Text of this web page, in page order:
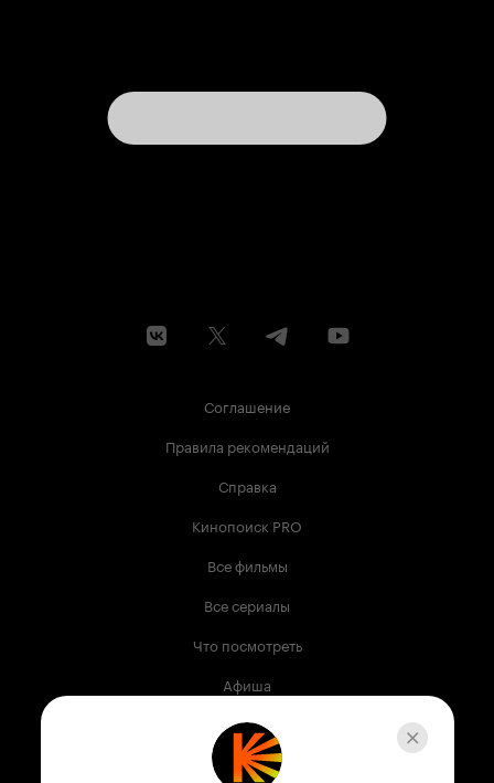
Соглашение
Правила рекомендаций
Справка
Кинопоиск PRO
Все фильмы
Все сериалы
Что посмотреть
Афиша
Музыка
Телепрограмма